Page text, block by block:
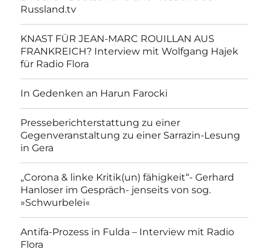
Russland.tv
KNAST FÜR JEAN-MARC ROUILLAN AUS
FRANKREICH? Interview mit Wolfgang Hajek
für Radio Flora
In Gedenken an Harun Farocki
Presseberichterstattung zu einer
Gegenveranstaltung zu einer Sarrazin-Lesung
in Gera
„Corona & linke Kritik(un) fähigkeit“- Gerhard
Hanloser im Gespräch- jenseits von sog.
»Schwurbelei«
Antifa-Prozess in Fulda – Interview mit Radio
Flora